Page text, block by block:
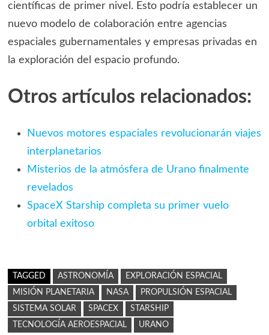
científicas de primer nivel. Esto podría establecer un
nuevo modelo de colaboración entre agencias
espaciales gubernamentales y empresas privadas en
la exploración del espacio profundo.
Otros artículos relacionados:
Nuevos motores espaciales revolucionarán viajes
interplanetarios
Misterios de la atmósfera de Urano finalmente
revelados
SpaceX Starship completa su primer vuelo
orbital exitoso
TAGGED ASTRONOMÍA
EXPLORACIÓN ESPACIAL
MISIÓN PLANETARIA
NASA
PROPULSIÓN ESPACIAL
SISTEMA SOLAR
SPACEX
STARSHIP
TECNOLOGÍA AEROESPACIAL
URANO